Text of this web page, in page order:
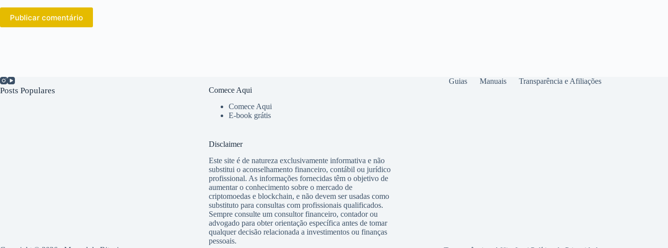
Publicar comentário
Guias Manuais Transparência e Afiliações
Posts Populares
Comece Aqui
Comece Aqui
E-book grátis
Disclaimer
Este site é de natureza exclusivamente informativa e não
substitui o aconselhamento financeiro, contábil ou jurídico
profissional. As informações fornecidas têm o objetivo de
aumentar o conhecimento sobre o mercado de
criptomoedas e blockchain, e não devem ser usadas como
substituto para consultas com profissionais qualificados.
Sempre consulte um consultor financeiro, contador ou
advogado para obter orientação específica antes de tomar
qualquer decisão relacionada a investimentos ou finanças
pessoais.